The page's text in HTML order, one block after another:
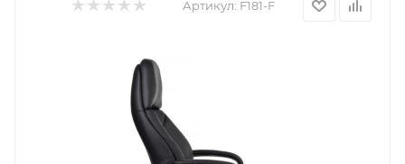
Артикул: F181-F